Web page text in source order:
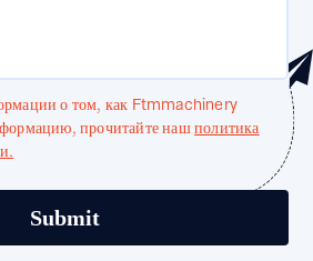
о том, как Ftmmachinery
прочитайте нашполитика